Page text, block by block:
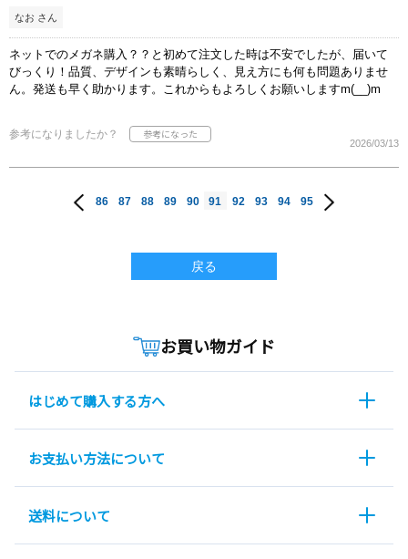
なお さん
ネットでのメガネ購入？？と初めて注文した時は不安でしたが、届いて
びっくり！品質、デザインも素晴らしく、見え方にも何も問題ありませ
ん。発送も早く助かります。これからもよろしくお願いしますm(__)m
参考になりましたか？
2026/03/13
86 87 88 89 90 91 92 93 94 95
戻る
お買い物ガイド
はじめて購入する方へ
お支払い方法について
送料について